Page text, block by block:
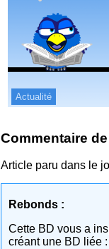
Actualité
Commentaire
Article paru dans le
Rebonds :
Cette BD vous a
créant une BD liée :